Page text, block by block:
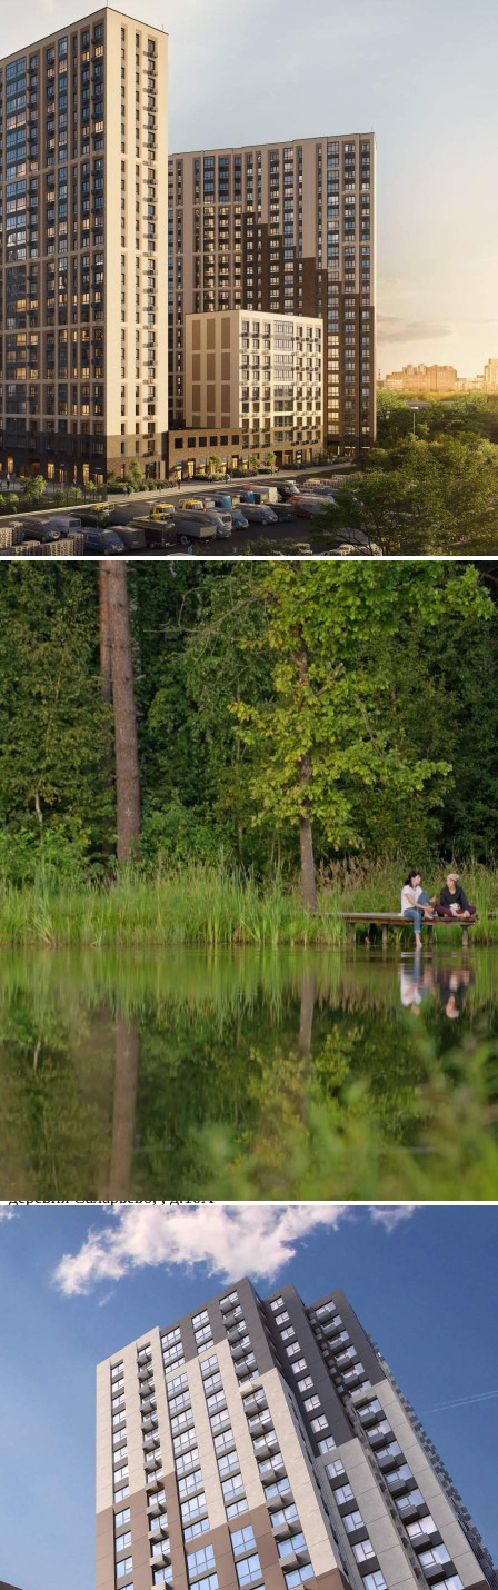
Продажа
123613 - Г. МОСКВА,
ДЕРЕВНЯ САЛАРЬЕВО, ,
Д.10А
Москва / Московская обл
Получить контакты Посмотреть на карте
Прямая продажа от застройщика! Кладовая номер 23 общей
площадью 4.4 кв. м на -1-м этаже в ЖК «1-й
Саларьевский»[#8104310#]
223 (+1)
Навигация
Характеристики
О помещении
Где находится
Контакты
Другие объявления
Характеристики помещения
№ объявления
123613
Дата размещения
06.08.2026
Город
Москва
Адрес
деревня Саларьево, , д.10А
Расположено
Предлагается
Продажа
Желаемый / подходящий вид деятельности
Размер площади (м2)
Цена за помещение
О помещении